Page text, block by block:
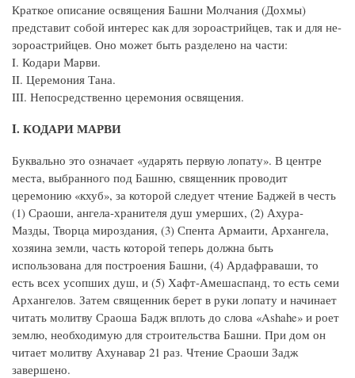
Краткое описание освящения Башни Молчания (Дохмы)
представит собой интерес как для зороастрийцев, так и для не-
зороастрийцев. Оно может быть разделено на части:
I. Кодари Марви.
II. Церемония Тана.
III. Непосредственно церемония освящения.
I. КОДАРИ МАРВИ
Буквально это означает «ударять первую лопату». В центре
места, выбранного под Башню, священник проводит
церемонию «кхуб», за которой следует чтение Баджей в честь
(1) Сраоши, ангела-хранителя душ умерших, (2) Ахура-
Мазды, Творца мироздания, (3) Спента Армаити, Архангела,
хозяина земли, часть которой теперь должна быть
использована для построения Башни, (4) Ардафраваши, то
есть всех усопших душ, и (5) Хафт-Амешаспанд, то есть семи
Архангелов. Затем священник берет в руки лопату и начинает
читать молитву Сраоша Бадж вплоть до слова «Ashahe» и роет
землю, необходимую для строительства Башни. При дом он
читает молитву Ахунавар 21 раз. Чтение Сраоши Задж
завершено.